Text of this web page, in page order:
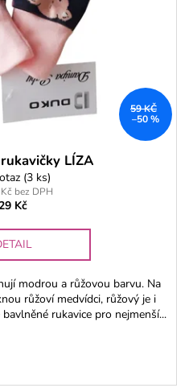
59 KČ
–50 %
LÍZA
(3 ks)
bez DPH
Kč
modrou a růžovou barvu. Na
růžoví medvídci, růžový je i
rukavice pro nejmenší...